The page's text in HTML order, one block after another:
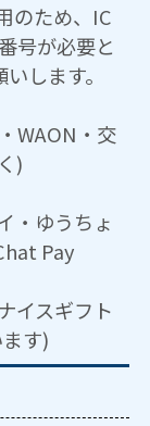
のため、IC
号が必要と
します。
WAON・交
)
・ゆうちょ
Pay
イスギフト
す)